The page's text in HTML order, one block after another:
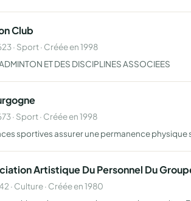
Club
· Sport · Créée en 1998
ET DES DISCIPLINES ASSOCIEES
· Sport · Créée en 1998
sportives assurer une permanence
Artistique Du Personnel Du
· Culture · Créée en 1980